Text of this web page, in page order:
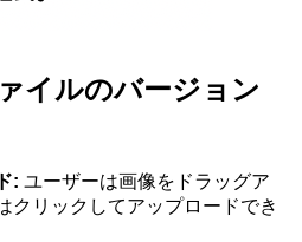
イルのバージョン
: ユーザーは画像をドラッグア
クリックしてアップロードでき